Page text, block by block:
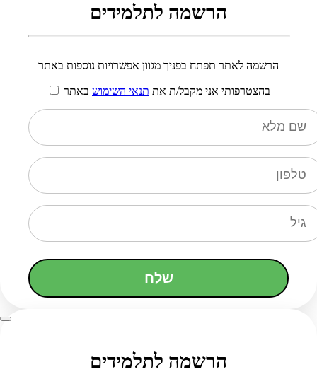
הרשמה לתלמידים
הרשמה לאתר תפתח בפניך מגוון אפשרויות נוספות באתר
בהצטרפותי אני מקבל/ת את תנאי השימוש באתר
שלח
הרשמה לתלמידים